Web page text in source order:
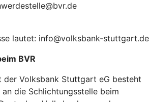
lautet: info@volksbank-stuttgart.de
BVR
der Volksbank Stuttgart eG besteht
die Schlichtungsstelle beim